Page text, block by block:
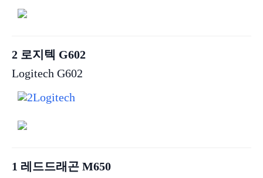
2 로지텍 G602
Logitech G602
1 레드드래곤 M650